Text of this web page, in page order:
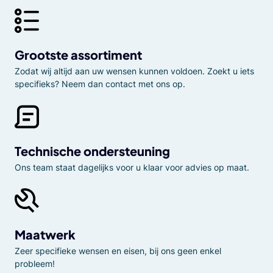
Grootste assortiment
Zodat wij altijd aan uw wensen kunnen voldoen. Zoekt u iets
specifieks? Neem dan contact met ons op.
Technische ondersteuning
Ons team staat dagelijks voor u klaar voor advies op maat.
Maatwerk
Zeer specifieke wensen en eisen, bij ons geen enkel
probleem!